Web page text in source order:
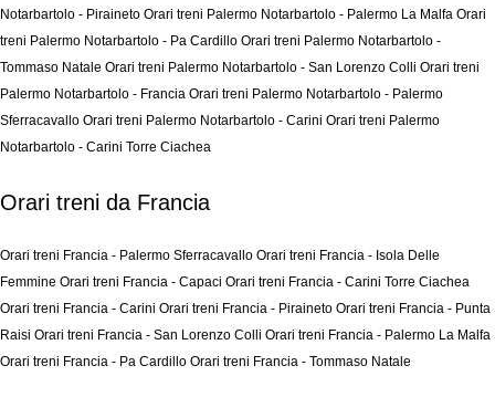
Notarbartolo - Piraineto Orari treni Palermo Notarbartolo - Palermo La Malfa Orari
treni Palermo Notarbartolo - Pa Cardillo Orari treni Palermo Notarbartolo -
Tommaso Natale Orari treni Palermo Notarbartolo - San Lorenzo Colli Orari treni
Palermo Notarbartolo - Francia Orari treni Palermo Notarbartolo - Palermo
Sferracavallo Orari treni Palermo Notarbartolo - Carini Orari treni Palermo
Notarbartolo - Carini Torre Ciachea
Orari treni da Francia
Orari treni Francia - Palermo Sferracavallo Orari treni Francia - Isola Delle
Femmine Orari treni Francia - Capaci Orari treni Francia - Carini Torre Ciachea
Orari treni Francia - Carini Orari treni Francia - Piraineto Orari treni Francia - Punta
Raisi Orari treni Francia - San Lorenzo Colli Orari treni Francia - Palermo La Malfa
Orari treni Francia - Pa Cardillo Orari treni Francia - Tommaso Natale